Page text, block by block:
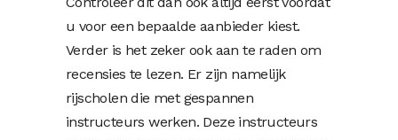
u voor een bepaalde aanbieder kiest.
Verder is het zeker ook aan te raden om
recensies te lezen. Er zijn namelijk
rijscholen die met gespannen
instructeurs werken. Deze instructeurs